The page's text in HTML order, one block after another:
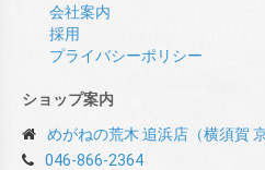
会社案内
採用
プライバシーポリシー
ショップ案内
めがねの荒木 追浜店（横須賀
046-866-2364